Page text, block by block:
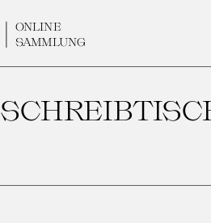
ONLINE
SAMMLUNG